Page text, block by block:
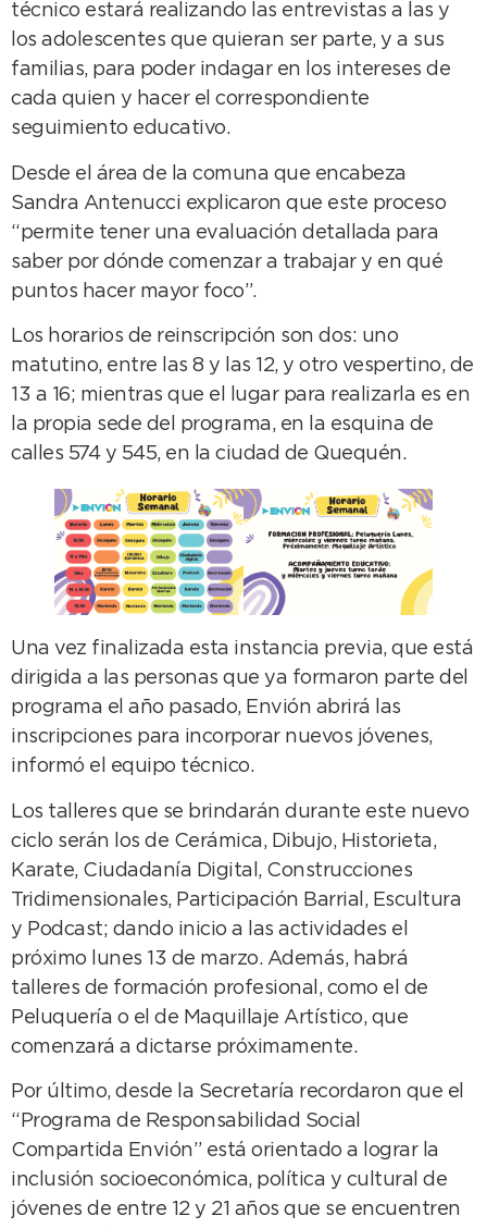
técnico estará realizando las entrevistas a las y
los adolescentes que quieran ser parte, y a sus
familias, para poder indagar en los intereses de
cada quien y hacer el correspondiente
seguimiento educativo.
Desde el área de la comuna que encabeza
Sandra Antenucci explicaron que este proceso
“permite tener una evaluación detallada para
saber por dónde comenzar a trabajar y en qué
puntos hacer mayor foco”.
Los horarios de reinscripción son dos: uno
matutino, entre las 8 y las 12, y otro vespertino, de
13 a 16; mientras que el lugar para realizarla es en
la propia sede del programa, en la esquina de
calles 574 y 545, en la ciudad de Quequén.
Una vez finalizada esta instancia previa, que está
dirigida a las personas que ya formaron parte del
programa el año pasado, Envión abrirá las
inscripciones para incorporar nuevos jóvenes,
informó el equipo técnico.
Los talleres que se brindarán durante este nuevo
ciclo serán los de Cerámica, Dibujo, Historieta,
Karate, Ciudadanía Digital, Construcciones
Tridimensionales, Participación Barrial, Escultura
y Podcast; dando inicio a las actividades el
próximo lunes 13 de marzo. Además, habrá
talleres de formación profesional, como el de
Peluquería o el de Maquillaje Artístico, que
comenzará a dictarse próximamente.
Por último, desde la Secretaría recordaron que el
“Programa de Responsabilidad Social
Compartida Envión” está orientado a lograr la
inclusión socioeconómica, política y cultural de
jóvenes de entre 12 y 21 años que se encuentren